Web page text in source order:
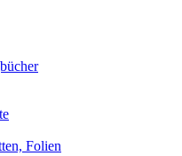
Folien